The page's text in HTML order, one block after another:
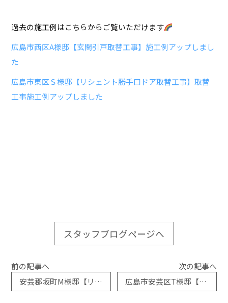
過去の施工例はこちらからご覧いただけます
広島市西区A様邸【玄関引戸取替工事】施工例アップしまし
た
広島市東区Ｓ様邸【リシェント勝手口ドア取替工事】取替
工事施工例アップしました
スタッフブログページへ
前の記事へ
安芸郡坂町M様邸【リシェント勝手口取替工事】施工例アップしました
次の記事へ
広島市安芸区T様邸【リシェント玄関引戸取替工事】施工例アップしました